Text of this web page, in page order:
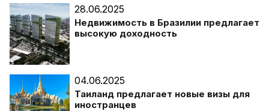
28.06.2025
Недвижимость в Бразилии предлагает
высокую доходность
04.06.2025
Таиланд предлагает новые визы для
иностранцев